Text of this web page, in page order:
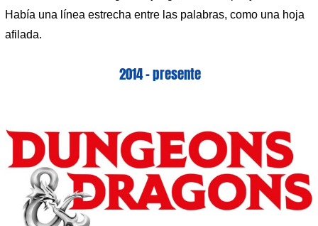
Había una línea estrecha entre las palabras, como una hoja
afilada.
2014 – presente